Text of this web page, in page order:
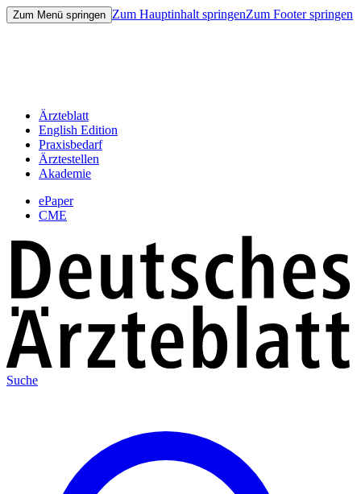
Zum Menü springen Zum Hauptinhalt springenZum Footer springen
Ärzteblatt
English Edition
Praxisbedarf
Ärztestellen
Akademie
ePaper
CME
Suche